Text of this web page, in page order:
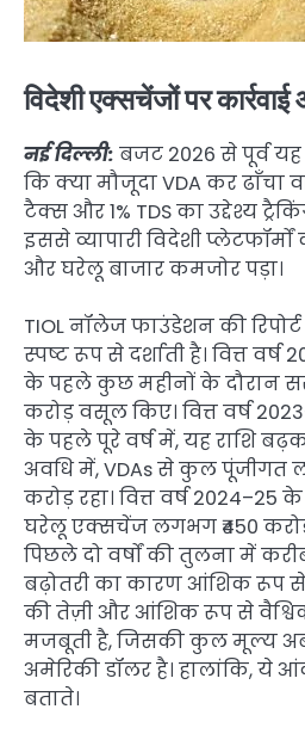
विदेशी एक्सचेंजों पर कार्रवाई
नई दिल्ली: बजट 2026 से पूर्व
कि क्या मौजूदा VDA कर ढाँचा
टैक्स और 1% TDS का उद्देश्य
इससे व्यापारी विदेशी
और घरेलू बाजार कमजोर पड़ा।
TIOL नॉलेज फाउंडेशन की
स्पष्ट रूप से दर्शाती है। वित्त वर्ष
के पहले कुछ महीनों के दौरान
करोड़ वसूल किए। वित्त वर्ष
के पहले पूरे वर्ष में, यह राशि
अवधि में, VDAs से कुल पूंजीगत
करोड़ रहा। वित्त वर्ष
घरेलू एक्सचेंज लगभग ₹450
पिछले दो वर्षों की तुलना में
बढ़ोतरी का कारण आंशिक रूप
की तेज़ी और आंशिक रूप से वैश्विक
मजबूती है, जिसकी कुल मूल्य
अमेरिकी डॉलर है। हालांकि, ये
बताते।